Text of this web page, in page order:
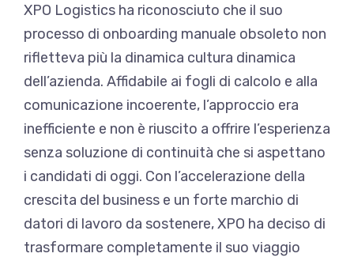
XPO Logistics ha riconosciuto che il suo
processo di onboarding manuale obsoleto non
rifletteva più la dinamica cultura dinamica
dell’azienda. Affidabile ai fogli di calcolo e alla
comunicazione incoerente, l’approccio era
inefficiente e non è riuscito a offrire l’esperienza
senza soluzione di continuità che si aspettano
i candidati di oggi. Con l’accelerazione della
crescita del business e un forte marchio di
datori di lavoro da sostenere, XPO ha deciso di
trasformare completamente il suo viaggio